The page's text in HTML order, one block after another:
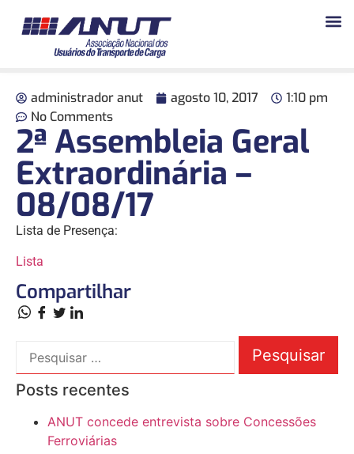
administrador anut agosto 10, 2017
1:10 pm
No Comments
2ª Assembleia Geral
Extraordinária –
08/08/17
Lista de Presença:
Lista
Compartilhar
Posts recentes
ANUT concede entrevista sobre Concessões
Ferroviárias